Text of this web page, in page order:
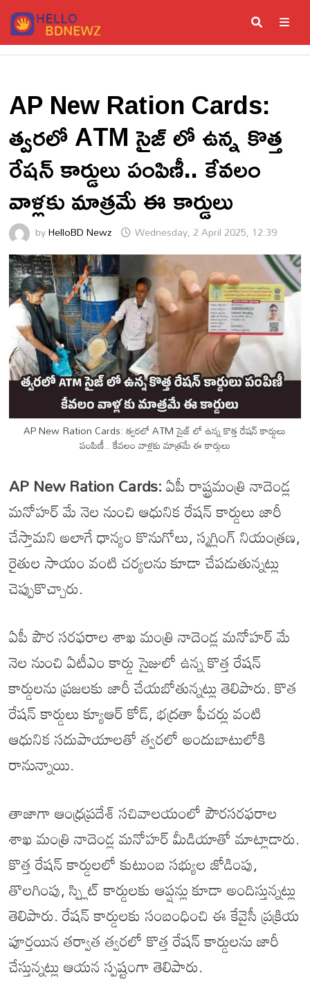
Skip
to
content
AP New Ration Cards:
త్వరలో ATM సైజ్ లో ఉన్న కొత్త
రేషన్ కార్డులు పంపిణీ.. కేవలం
వాళ్లకు మాత్రమే ఈ కార్డులు
byHelloBD Newz Wednesday, 2 April 2025, 12:39
AP New Ration Cards: త్వరలో ATM సైజ్ లో ఉన్న కొత్త రేషన్ కార్డులు
పంపిణీ.. కేవలం వాళ్లకు మాత్రమే ఈ కార్డులు
AP New Ration Cards:ఏపీ రాష్ట్రమంత్రి నాదెండ్ల
మనోహర్ మే నెల నుంచి ఆధునిక రేషన్ కార్డులు జారీ
చేస్తామని అలాగే ధాన్యం కొనుగోలు, స్మగ్లింగ్ నియంత్రణ,
రైతుల సాయం వంటి చర్యలను కూడా చేపడుతున్నట్లు
చెప్పుకొచ్చారు.
ఏపీ పౌర సరఫరాల శాఖ మంత్రి నాదెండ్ల మనోహర్ మే
నెల నుంచి ఏటీఎం కార్డు సైజులో ఉన్న కొత్త రేషన్
కార్డులను ప్రజలకు జారీ చేయబోతున్నట్లు తెలిపారు. కొత
రేషన్ కార్డులు క్యూఆర్ కోడ్, భద్రతా ఫీచర్లు వంటి
ఆధునిక సదుపాయాలతో త్వరలో అందుబాటులోకి
రానున్నాయి.
తాజాగా ఆంధ్రప్రదేశ్ సచివాలయంలో పౌరసరఫరాల
శాఖ మంత్రి నాదెండ్ల మనోహర్ మీడియాతో మాట్లాడారు.
కొత్త రేషన్ కార్డులలో కుటుంబ సభ్యుల జోడింపు,
తొలగింపు, స్ప్లిట్ కార్డులకు ఆప్షన్లు కూడా అందిస్తున్నట్లు
తెలిపారు. రేషన్ కార్డులకు సంబంధించి ఈ కేవైసీ ప్రక్రియ
పూర్తయిన తర్వాత త్వరలో కొత్త రేషన్ కార్డులను జారీ
చేస్తున్నట్లు ఆయన స్పష్టంగా తెలిపారు.